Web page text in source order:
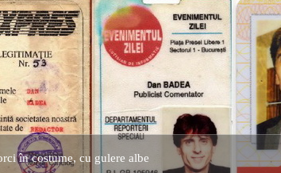
în costume, cu gulere albe
despre controversatele conturi secrete ale Securitatii.